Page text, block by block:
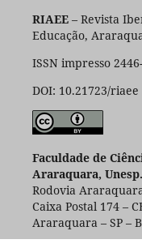
RIAEE– Revista
Educação,
ISSN impresso
DOI: 10.21723/riaee
Faculdade de
Araraquara, Unesp.
Rodovia
Caixa Postal 174 –
Araraquara – SP –